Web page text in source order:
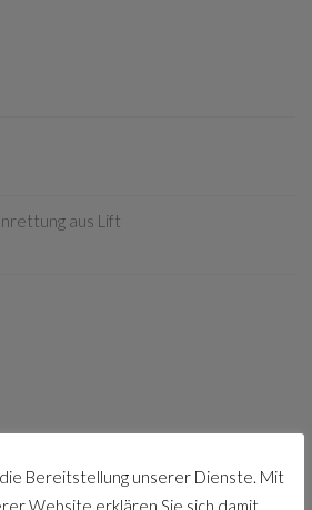
aus Lift
Bereitstellung unserer Dienste. Mit
Website erklären Sie sich damit